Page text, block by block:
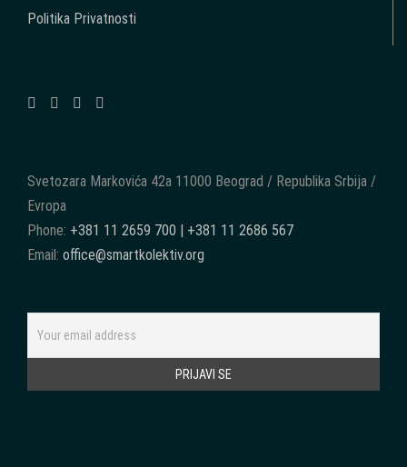
Politika Privatnosti
Svetozara Markovića 42a 11000 Beograd / Republika Srbija /
Evropa
Phone: +381 11 2659 700 | +381 11 2686 567
Email: office@smartkolektiv.org